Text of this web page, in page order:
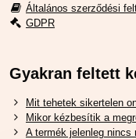
Általános szerződési
GDPR
Gyakran feltett
Mit tehetek sikertelen
Mikor kézbesítik a
A termék jelenleg nincs